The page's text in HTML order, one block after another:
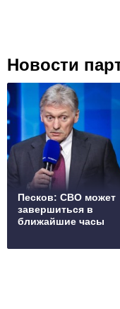
Новости
Песков: СВО может
завершиться в
ближайшие часы